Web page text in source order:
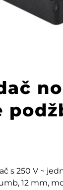
s 250 V ~
12 mm,